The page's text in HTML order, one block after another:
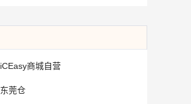
iCEasy商城自营
东莞仓